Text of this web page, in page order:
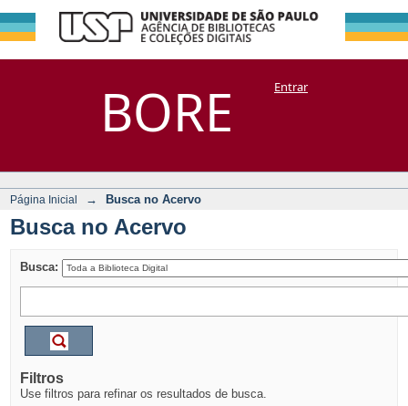
BORE
Busca no Acervo
DSpace/Manakin + CoriscoEntrar
Página Inicial → Busca no Acervo
Busca no Acervo
Busca:
Filtros
Use filtros para refinar os resultados de busca.